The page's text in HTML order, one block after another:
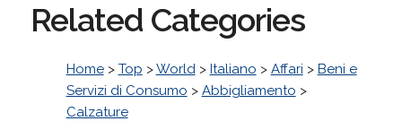
Related Categories
Home> Top >World> Italiano > Affari > Beni e
Servizi di Consumo > Abbigliamento >
Calzature